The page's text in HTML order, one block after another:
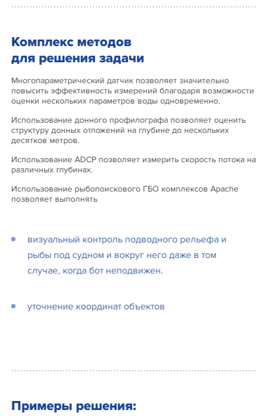
Комплекс методов
для решения задачи
Многопараметрический датчик позволяет значительно
повысить эффективность измерений благодаря возможности
оценки нескольких параметров воды одновременно.
Использование донного профилографа позволяет оценить
структуру донных отложений на глубине до нескольких
десятков метров.
Использование ADCP позволяет измерить скорость потока на
различных глубинах.
Использование рыбопоискового ГБО комплексов Apache
позволяет выполнять
визуальный контроль подводного рельефа и
рыбы под судном и вокруг него даже в том
случае, когда бот неподвижен.
уточнение координат объектов
Примеры решения: